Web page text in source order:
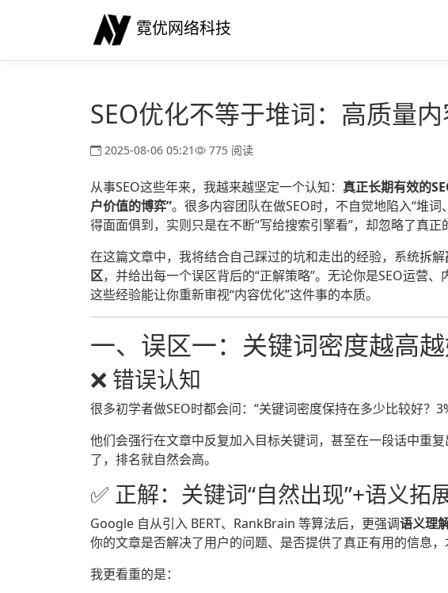
霓优网络科技
SEO优化不等于堆词：高质量
2025-08-06 05:21 775 阅读
从事SEO这些年来，我越来越坚定一个认知： 真正长期有效的
户价值的博弈”。很多内容团队在做SEO时，不自觉地陷入“堆
得面面俱到，实则只是在不断“写给搜索引擎看”，却忽略了真
在这篇文章中，我将结合自己踩过的坑和走出的经验，系统拆解
区，并给出每一个误区背后的“正解策略”。无论你是SEO运营
这些经验能让你重新审视“内容优化”这件事的本质。
一、误区一：关键词密度越高
❌ 错误认知
很多初学者做SEO时都会问：“关键词密度保持在多少比较好？
他们会强行在文章中反复加入目标关键词，甚至在一段话中重
了，排名就自然会高。
✅ 正解：关键词“自然出现”+语义拓
Google 自从引入 BERT、RankBrain 等算法后，更强调语义理
你的文章是否解决了用户的问题、是否提供了真正有用的信息，
我更看重的是：